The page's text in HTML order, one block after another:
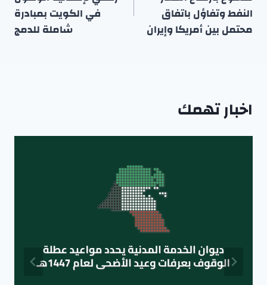
النفط وتفاؤل باتفاق
محتمل بين أمريكا وإيران
في الكويت بمبادرة
شاملة للدمج
اخبار تهمك